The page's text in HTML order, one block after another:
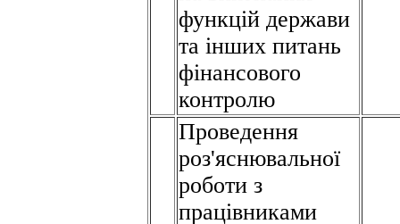
функцій держави
та інших питань
фінансового
контролю
Проведення
роз'яснювальної
роботи з
працівниками